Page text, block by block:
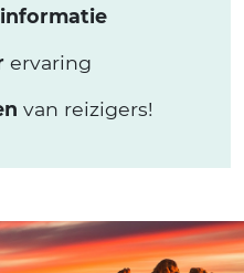
ervaring
van reizigers!